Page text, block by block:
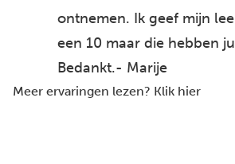
ontnemen. Ik geef mijn
een 10 maar die hebben
Bedankt.- Marije
Meer ervaringen lezen? Klik hier